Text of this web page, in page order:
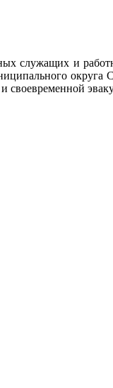
служащих и
округа
своевременной